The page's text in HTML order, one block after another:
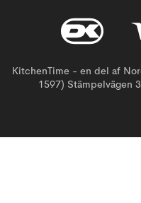
KitchenTime - en del af
1597) Stämpelvägen